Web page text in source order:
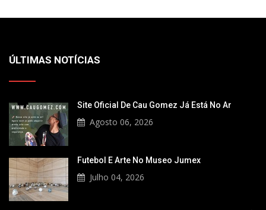
ÚLTIMAS NOTÍCIAS
Site Oficial De Cau Gomez Já Está No Ar
Agosto 06, 2026
Futebol E Arte No Museo Jumex
Julho 04, 2026